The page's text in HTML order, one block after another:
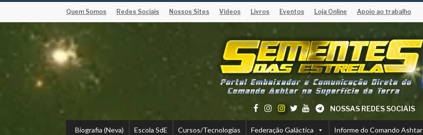
Quem Somos Redes Sociais Nossos Sites Vídeos Livros Eventos Loja Online Apoio ao trabalho
NOSSAS REDES SOCIAIS
Biografia (Neva) Escola SdE Cursos/Tecnologias Federação Galáctica Informe do Comando Ashtar